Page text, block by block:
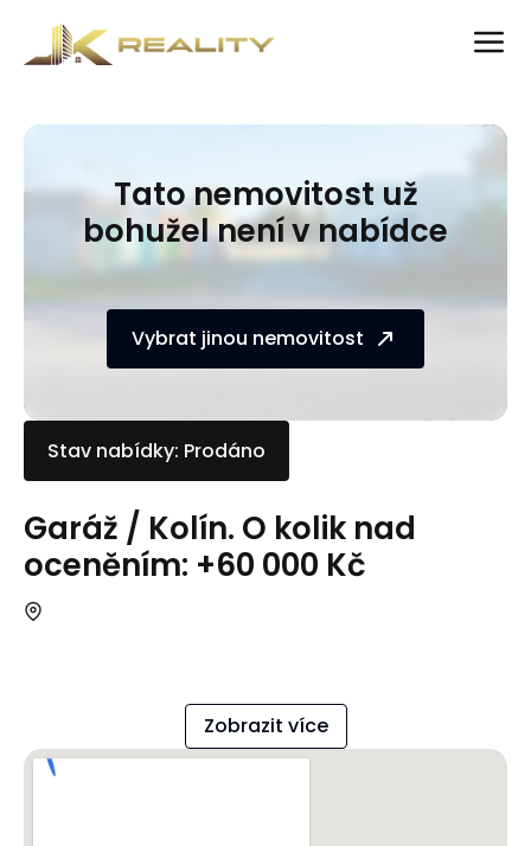
Tato nemovitost už
bohužel není v nabídce
Vybrat jinou nemovitost
Stav nabídky: Prodáno
Garáž / Kolín. O kolik nad
oceněním: +60 000 Kč
Zobrazit více